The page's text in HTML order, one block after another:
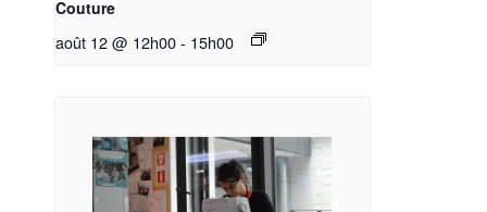
Couture
août 12 @ 12h00- 15h00